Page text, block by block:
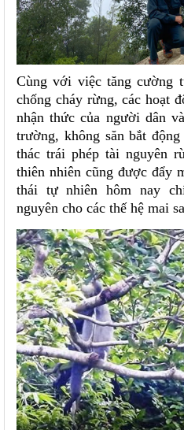
Cùng với việc tăng cường
chống cháy rừng, các hoạt
nhận thức của người dân
trường, không săn bắt
thác trái phép tài nguyên
thiên nhiên cũng được đẩy
thái tự nhiên hôm nay
nguyên cho các thế hệ mai